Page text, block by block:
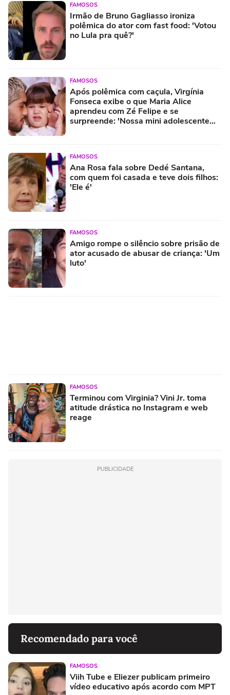
FAMOSOS
Irmão de Bruno Gagliasso ironiza
polêmica do ator com fast food: 'Votou
no Lula pra quê?'
FAMOSOS
Após polêmica com caçula, Virgínia
Fonseca exibe o que Maria Alice
aprendeu com Zé Felipe e se
surpreende: 'Nossa mini adolescente
FAMOSOS
Ana Rosa fala sobre Dedé Santana,
com quem foi casada e teve dois filhos:
'Ele é'
FAMOSOS
Amigo rompe o silêncio sobre prisão de
ator acusado de abusar de criança: 'Um
luto'
FAMOSOS
Terminou com Virginia? Vini Jr. toma
atitude drástica no Instagram e web
reage
PUBLICIDADE
Recomendado para você
FAMOSOS
Viih Tube e Eliezer publicam primeiro
vídeo educativo após acordo com MPT